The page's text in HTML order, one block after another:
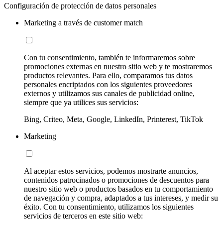
Configuración de protección de datos personales
Marketing a través de customer match
Con tu consentimiento, también te informaremos sobre
promociones externas en nuestro sitio web y te mostraremos
productos relevantes. Para ello, comparamos tus datos
personales encriptados con los siguientes proveedores
externos y utilizamos sus canales de publicidad online,
siempre que ya utilices sus servicios:
Bing, Criteo, Meta, Google, LinkedIn, Printerest, TikTok
Marketing
Al aceptar estos servicios, podemos mostrarte anuncios,
contenidos patrocinados o promociones de descuentos para
nuestro sitio web o productos basados en tu comportamiento
de navegación y compra, adaptados a tus intereses, y medir su
éxito. Con tu consentimiento, utilizamos los siguientes
servicios de terceros en este sitio web: